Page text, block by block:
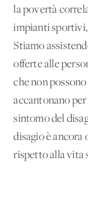
la povertà
impianti
Stiamo
offerte alle
che non
accantonano
sintomo del
disagio è ancora
rispetto alla vita